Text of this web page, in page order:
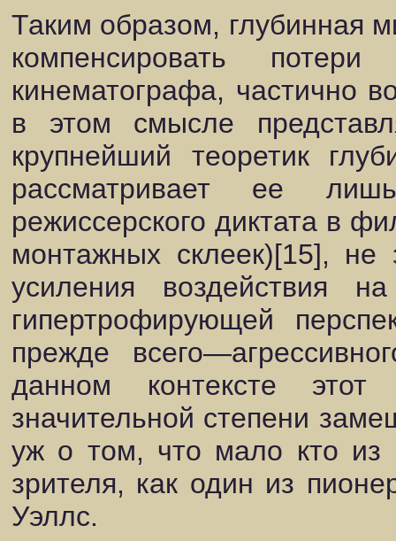
Таким образом, глубинная
компенсировать
кинематографа, частично
в этом смысле
крупнейший теоретик
рассматривает ее
режиссерского диктата в
монтажных склеек)[15], не
усиления воздействия
гипертрофирующей
прежде
данном контексте
значительной степени
уж о том, что мало кто из
зрителя, как один из
Уэллс.